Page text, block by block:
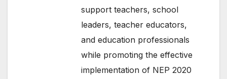
support teachers, school
leaders, teacher educators,
and education professionals
while promoting the effective
implementation of NEP 2020